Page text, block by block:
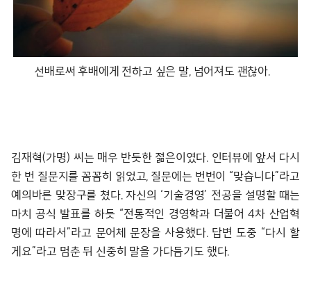
선배로써 후배에게 전하고 싶은 말, 넘어져도 괜찮아.
김재혁(가명) 씨는 매우 반듯한 젊은이였다. 인터뷰에 앞서 다시
한 번 질문지를 꼼꼼히 읽었고, 질문에는 번번이 “맞습니다”라고
예의바른 맞장구를 쳤다. 자신의 ‘기술경영’ 전공을 설명할 때는
마치 공식 발표를 하듯 “전통적인 경영학과 더불어 4차 산업혁
명에 따라서”라고 문어체 문장을 사용했다. 답변 도중 “다시 할
게요”라고 멈춘 뒤 신중히 말을 가다듬기도 했다.